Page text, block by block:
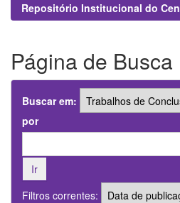
Repositório Institucional do
Página de Busca
Buscar em:
por
Filtros correntes: